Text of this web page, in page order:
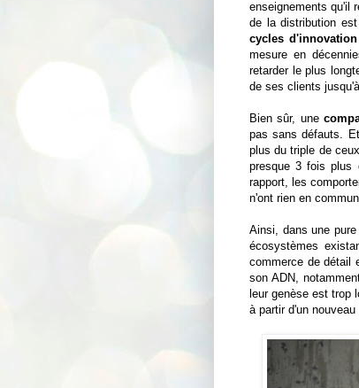
enseignements qu'il
de la distribution
cycles d'innovation
mesure en
retarder le plus
de ses clients
Bien sûr, une
pas sans défauts.
plus du triple de
presque 3 fois plus
rapport, les
n'ont rien en
Ainsi, dans une pure
écosystèmes
commerce de détail
son ADN,
leur genèse est trop
à partir d'un